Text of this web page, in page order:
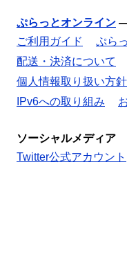
ぷらっとオンライン
ご利用ガイド
ぷら
配送・決済について
個人情報取り扱い方針
IPv6への取り組み
ソーシャルメディア
Twitter公式アカウント